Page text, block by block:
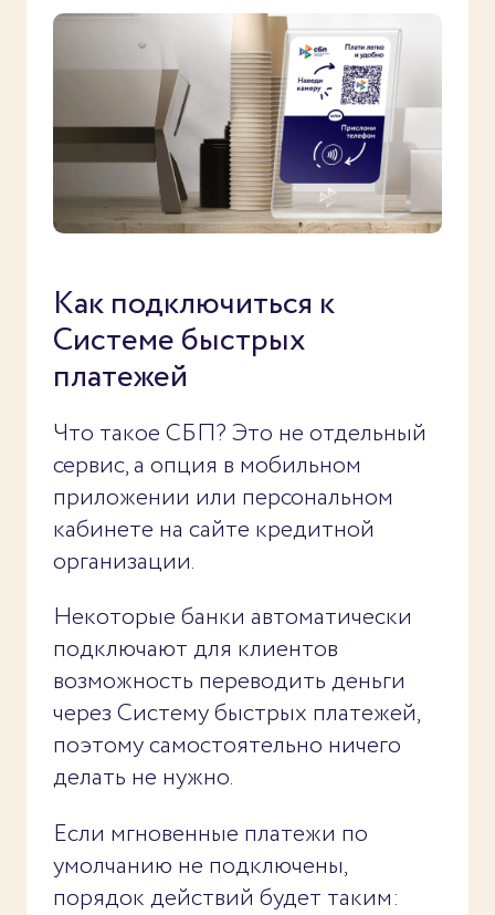
Как подключиться к
Системе быстрых
платежей
Что такое СБП? Это не отдельный
сервис, а опция в мобильном
приложении или персональном
кабинете на сайте кредитной
организации.
Некоторые банки автоматически
подключают для клиентов
возможность переводить деньги
через Систему быстрых платежей,
поэтому самостоятельно ничего
делать не нужно.
Если мгновенные платежи по
умолчанию не подключены,
порядок действий будет таким: